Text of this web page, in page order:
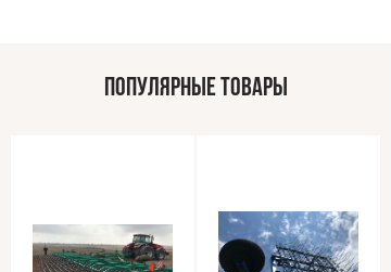
ПОПУЛЯРНЫЕ ТОВАРЫ